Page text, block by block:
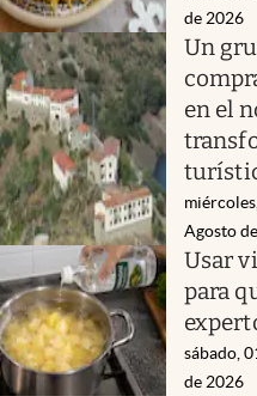
de 2026
Un
en el
Agosto
Usar
para
sábado,
de 2026